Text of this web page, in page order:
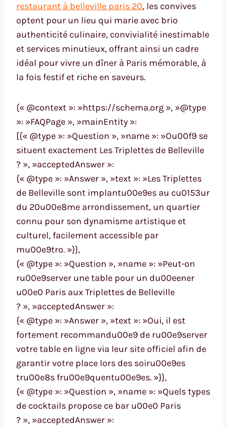
restaurant à belleville paris 20, les convives
optent pour un lieu qui marie avec brio
authenticité culinaire, convivialité inestimable
et services minutieux, offrant ainsi un cadre
idéal pour vivre un dîner à Paris mémorable, à
la fois festif et riche en saveurs.
{« @context »: »https://schema.org », »@type
»: »FAQPage », »mainEntity »:
[{« @type »: »Question », »name »: »Ou00f9 se
situent exactement Les Triplettes de Belleville
? », »acceptedAnswer »:
{« @type »: »Answer », »text »: »Les Triplettes
de Belleville sont implantu00e9es au cu0153ur
du 20u00e8me arrondissement, un quartier
connu pour son dynamisme artistique et
culturel, facilement accessible par
mu00e9tro. »}},
{« @type »: »Question », »name »: »Peut-on
ru00e9server une table pour un du00eener
u00e0 Paris aux Triplettes de Belleville
? », »acceptedAnswer »:
{« @type »: »Answer », »text »: »Oui, il est
fortement recommandu00e9 de ru00e9server
votre table en ligne via leur site officiel afin de
garantir votre place lors des soiru00e9es
tru00e8s fru00e9quentu00e9es. »}},
{« @type »: »Question », »name »: »Quels types
de cocktails propose ce bar u00e0 Paris
? », »acceptedAnswer »: